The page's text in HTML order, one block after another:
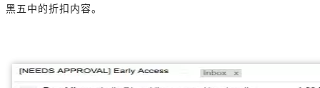
黑五中的折扣内容。